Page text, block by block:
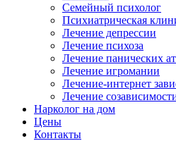
Семейный психолог
Психиатрическая
Лечение депрессии
Лечение психоза
Лечение панических
Лечение игромании
Лечение-интернет
Лечение
Нарколог на дом
Цены
Контакты